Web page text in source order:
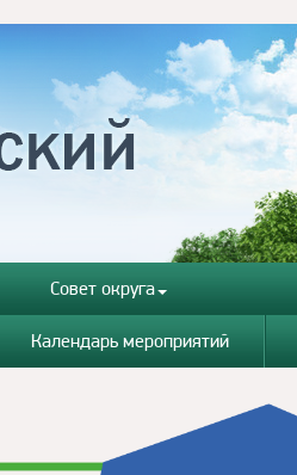
Совет округа
Календарь мероприятий